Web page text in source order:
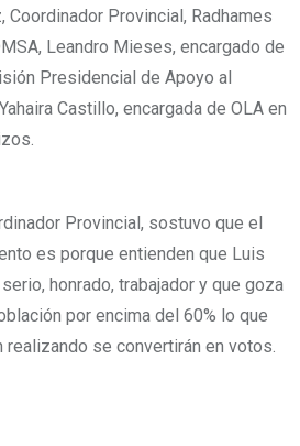
Coordinador Provincial, Radhames
Leandro Mieses, encargado de
Presidencial de Apoyo al
Castillo, encargada de OLA en
Provincial, sostuvo que el
es porque entienden que Luis
honrado, trabajador y que goza
por encima del 60% lo que
realizando se convertirán en votos.